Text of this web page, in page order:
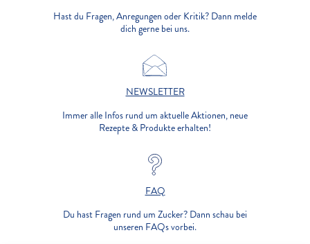
Hast du Fragen, Anregungen oder Kritik? Dann melde
dich gerne bei uns.
NEWSLETTER
Immer alle Infos rund um aktuelle Aktionen, neue
Rezepte & Produkte erhalten!
FAQ
Du hast Fragen rund um Zucker? Dann schau bei
unseren FAQs vorbei.